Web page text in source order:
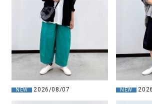
NEW 2026/08/07 NEW